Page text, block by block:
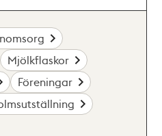
Mjölkflaskor
Föreningar